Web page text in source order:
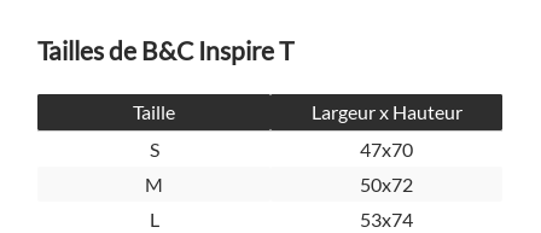
Tailles de B&C Inspire T
Taille
Largeur x Hauteur
S
47x70
M
50x72
L
53x74